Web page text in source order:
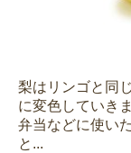
梨はリンゴと同
に変色していき
弁当などに使い
と...